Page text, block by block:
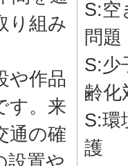
り組み
や作品
す。来
通の確
設置や
S:空
問題
S:少
齢化
S:環
護